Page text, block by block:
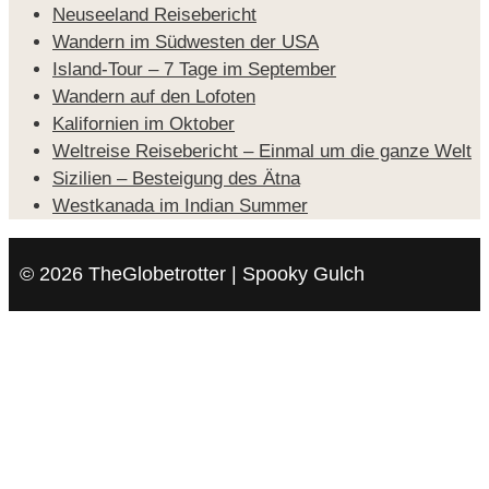
Neuseeland Reisebericht
Wandern im Südwesten der USA
Island-Tour – 7 Tage im September
Wandern auf den Lofoten
Kalifornien im Oktober
Weltreise Reisebericht – Einmal um die ganze Welt
Sizilien – Besteigung des Ätna
Westkanada im Indian Summer
© 2026 TheGlobetrotter | Spooky Gulch